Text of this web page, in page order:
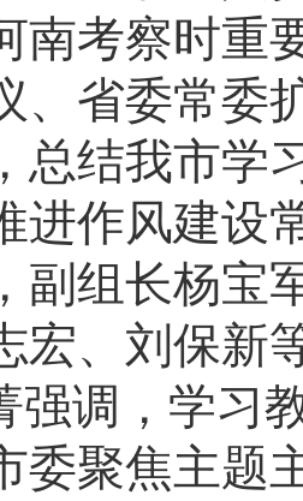
南考察时重
、省委常委
总结我市学
进作风建设
副组长杨宝
宏、刘保新
强调，学习
委聚焦主题